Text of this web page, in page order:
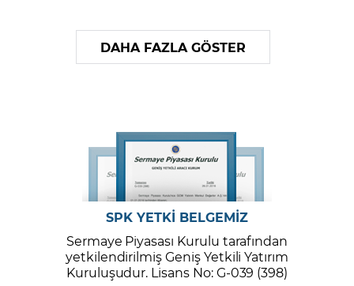
DAHA FAZLA GÖSTER
SPK YETKİ BELGEMİZ
Sermaye Piyasası Kurulu tarafından
yetkilendirilmiş Geniş Yetkili Yatırım
Kuruluşudur. Lisans No: G-039 (398)